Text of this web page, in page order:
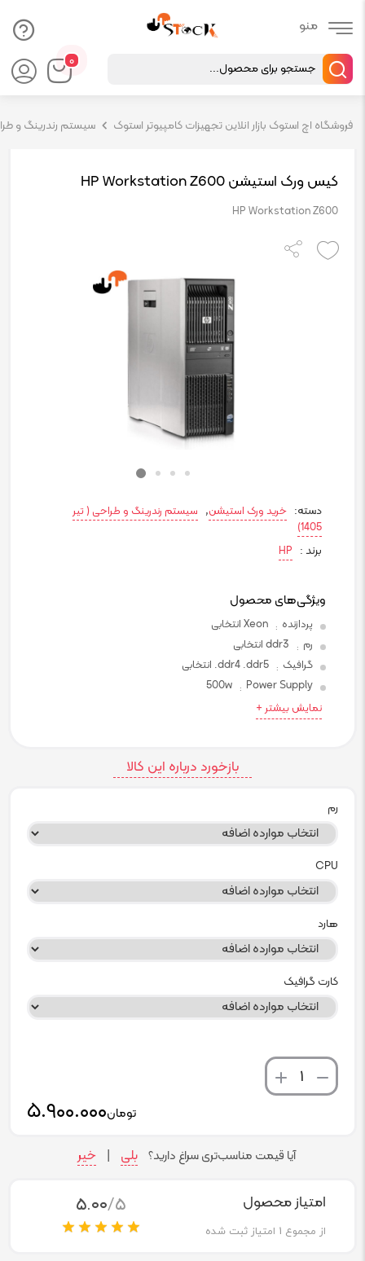
۰
Products
search
فروشگاه اچ استوک بازار انلاین تجهیزات کامپیوتر استوک سیستم رندرینگ و طراحی
کیس ورک استیشن HP Workstation Z600
HP Workstation Z600
دسته: خرید ورک استیشن, سیستم رندرینگ و طراحی ( تیر
1405)
برند : HP
ویژگی‌های محصول
پردازنده :
Xeon انتخابی
رم :
ddr3 انتخابی
گرافیک :
ddr4 .ddr5. انتخابی
Power Supply
:
500w
نمایش بیشتر +
بازخورد درباره این کالا
رم
CPU
هارد
کارت گرافیک
تومان۵.۹۰۰.۰۰۰
آیا قیمت مناسب‌تری سراغ دارید؟ بلی خیر
امتیاز محصول
از مجموع 1 امتیاز ثبت شده
5.00/5